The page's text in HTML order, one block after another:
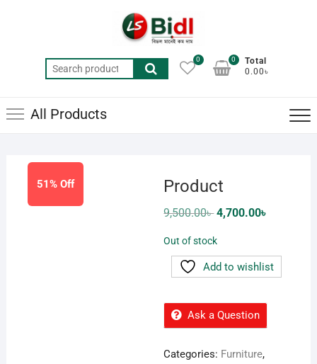
Search
for:
0
Total
0.00৳
0
All Products
51% Off Product
9,500.00৳Original
price
9,500.00৳ .
4,700.00৳
Out of stock
Add to wishlist
Ask a Question
Categories: Furniture,